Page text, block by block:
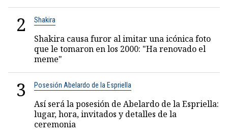
2 Shakira
Shakira causa furor al imitar una icónica foto
que le tomaron en los 2000: "Ha renovado el
meme"
3 Posesión Abelardo de la Espriella
Así será la posesión de Abelardo de la Espriella:
lugar, hora, invitados y detalles de la
ceremonia